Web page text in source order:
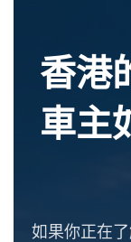
香港
車主
如果你正在